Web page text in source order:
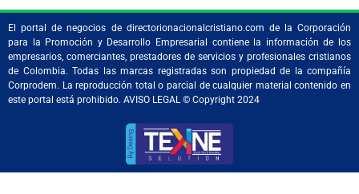
El portal de negocios de directorionacionalcristiano.com de la Corporación
para la Promoción y Desarrollo Empresarial contiene la información de los
empresarios, comerciantes, prestadores de servicios y profesionales cristianos
de Colombia. Todas las marcas registradas son propiedad de la compañía
Corprodem. La reproducción total o parcial de cualquier material contenido en
este portal está prohibido. AVISO LEGAL © Copyright 2024